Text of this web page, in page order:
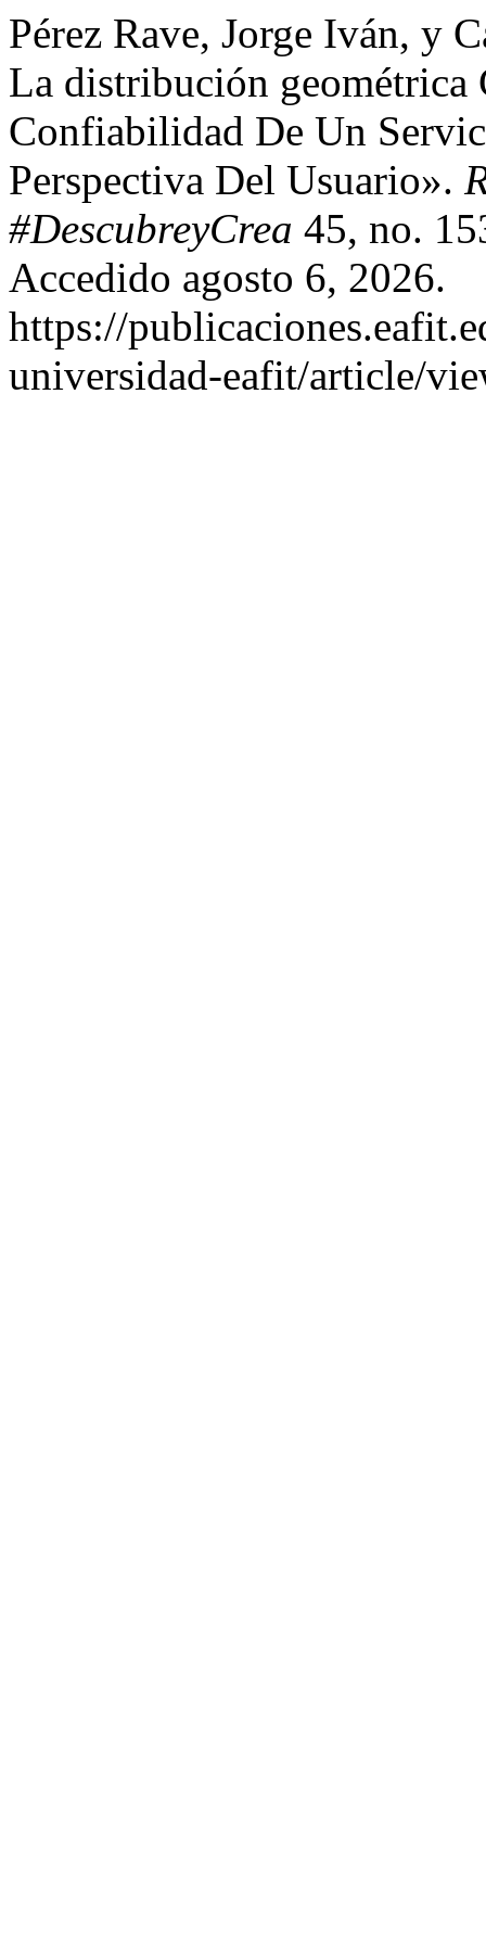
Pérez Rave, Jorge Iván, y
La distribución geométrica
Confiabilidad De Un
Perspectiva Del Usuario».
#DescubreyCrea 45, no.
Accedido agosto 6, 2026.
https://
universidad-eafit/article/